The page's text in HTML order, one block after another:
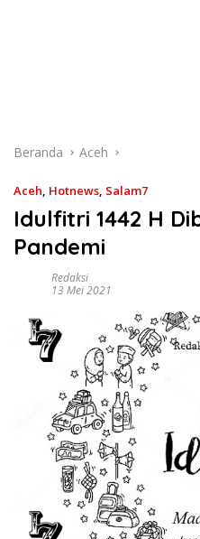
Beranda Aceh
Aceh, Hotnews, Salam7
Idulfitri 1442 H
Pandemi
Redaksi
13 Mei 2021